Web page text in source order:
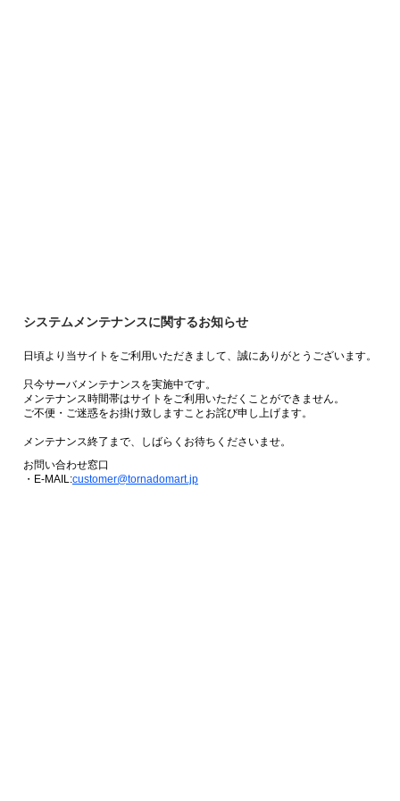
システムメンテナンスに関するお知らせ
日頃より当サイトをご利用いただきまして、誠にありがとうございます。
只今サーバメンテナンスを実施中です。
メンテナンス時間帯はサイトをご利用いただくことができません。
ご不便・ご迷惑をお掛け致しますことお詫び申し上げます。
メンテナンス終了まで、しばらくお待ちくださいませ。
お問い合わせ窓口
・E-MAIL:customer@tornadomart.jp